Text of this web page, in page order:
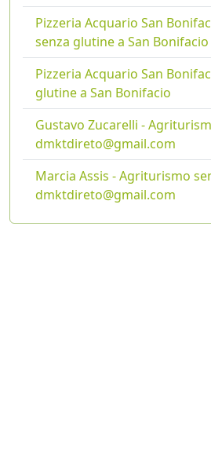
Pizzeria Acquario San
senza glutine a San Bonifacio
Pizzeria Acquario San
glutine a San Bonifacio
Gustavo Zucarelli -
dmktdireto@gmail.com
Marcia Assis - Agriturismo
dmktdireto@gmail.com